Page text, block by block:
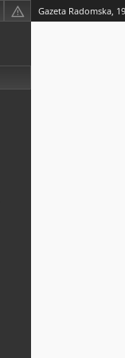
Gazeta Radomska,